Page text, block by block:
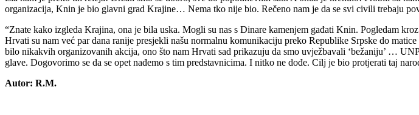
organizacija, Knin je bio glavni grad Krajine… Nema tko nije bio. Rečeno nam je da se svi civili trebaju
“Znate kako izgleda Krajina, ona je bila uska. Mogli su nas s Dinare kamenjem gađati Knin. Pogledam
Hrvati su nam već par dana ranije presjekli našu normalnu komunikaciju preko Republike Srpske do
bilo nikakvih organizovanih akcija, ono što nam Hrvati sad prikazuju da smo uvježbavali ‘bežaniju’ …
glave. Dogovorimo se da se opet nađemo s tim predstavnicima. I nitko ne dođe. Cilj je bio protjerati taj
Autor: R.M.